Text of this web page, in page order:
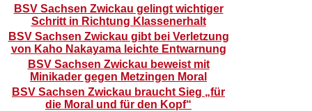
BSV Sachsen Zwickau gelingt wichtiger
Schritt in Richtung Klassenerhalt
BSV Sachsen Zwickau gibt bei Verletzung
von Kaho Nakayama leichte Entwarnung
BSV Sachsen Zwickau beweist mit
Minikader gegen Metzingen Moral
BSV Sachsen Zwickau braucht Sieg „für
die Moral und für den Kopf“